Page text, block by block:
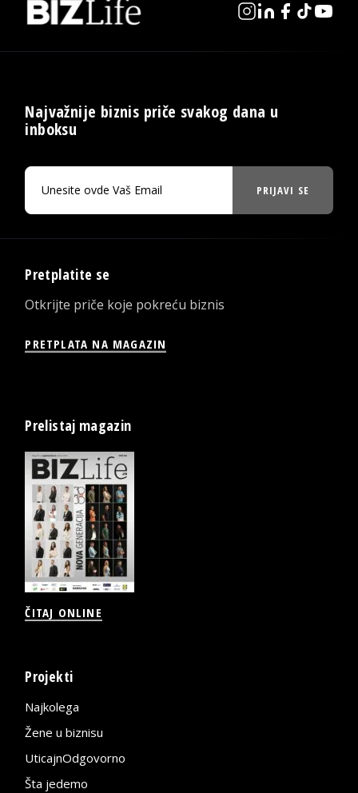
Najvažnije biznis priče svakog dana u
inboksu
PRIJAVI SE
Pretplatite se
Otkrijte priče koje pokreću biznis
PRETPLATA NA MAGAZIN
Prelistaj magazin
ČITAJ ONLINE
Projekti
Najkolega
Žene u biznisu
UticajnOdgovorno
Šta jedemo